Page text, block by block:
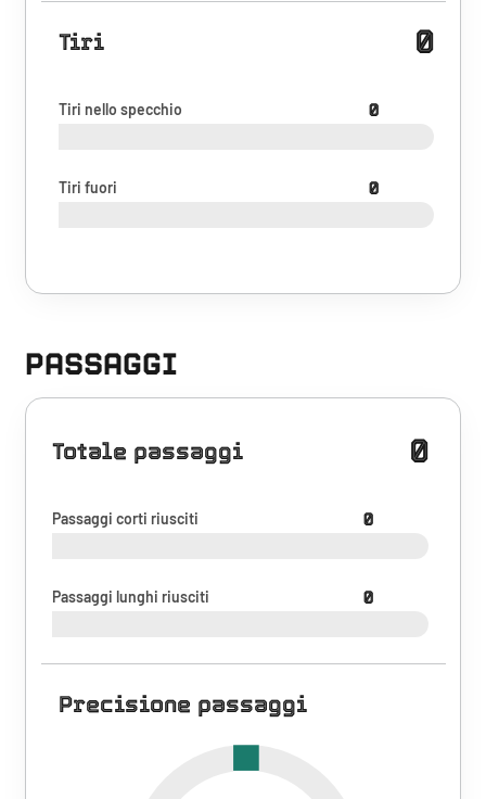
Tiri 0
Tiri nello specchio 0
Tiri fuori 0
PASSAGGI
Totale passaggi 0
Passaggi corti riusciti 0
Passaggi lunghi riusciti 0
Precisione passaggi